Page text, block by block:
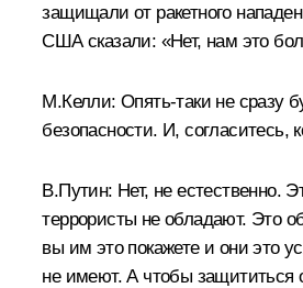
защищали от ракетного
США сказали: «Нет, нам это
М.Келли: Опять-таки не сразу
безопасности. И, согласитесь,
В.Путин: Нет, не естественно.
террористы не обладают. Это
вы им это покажете и они это
не имеют. А чтобы защититься